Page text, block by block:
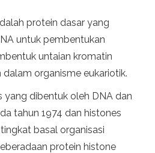
protein dasar yang
untuk pembentukan
untaian kromatin
organisme eukariotik.
yang dibentuk oleh DNA dan
tahun 1974 dan histones
basal organisasi
protein histone